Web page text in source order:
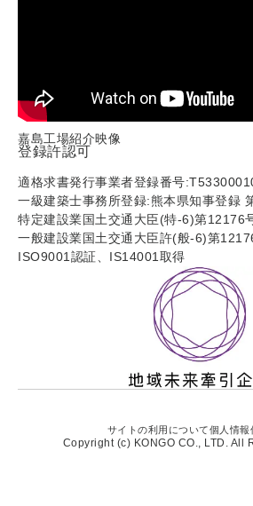
嘉島工場紹介映像
登録許認可
適格求書発行事業者登録番号
一級建築士事務所登録:熊本県知事登録
特定建設業国土交通大臣(特-6)第12176
一般建設業国土交通大臣許(般-6)第
ISO9001認証、IS14001取得
サイトの利用について個人情報
Copyright (c) KONGO CO., LTD. All